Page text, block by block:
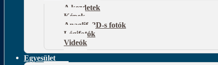
A kezdetek
Képek
Anaglif, 3D-s fotók
Légifotók
Videók
Egyesület